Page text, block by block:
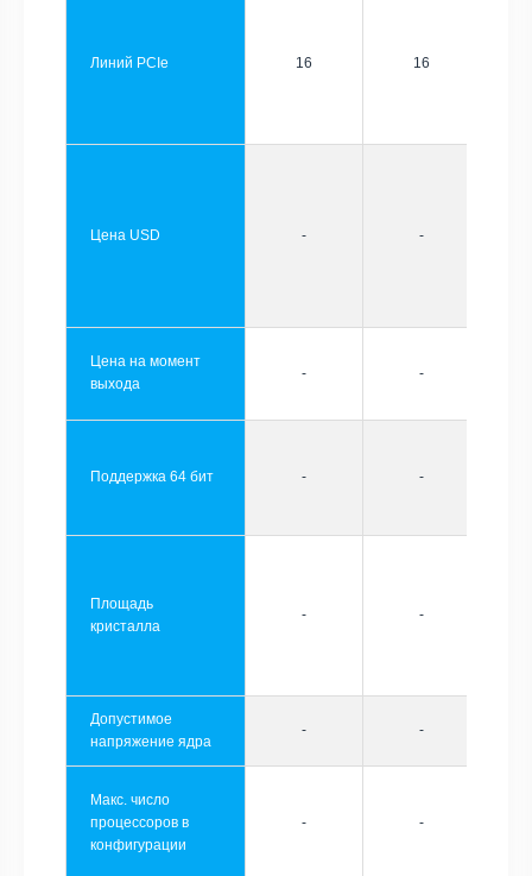
Линий PCIe 16 16
Цена USD - -
Цена на момент
выхода
- -
Поддержка 64 бит - -
Площадь
кристалла
- -
Допустимое
напряжение ядра
- -
Макс. число
процессоров в
конфигурации
- -